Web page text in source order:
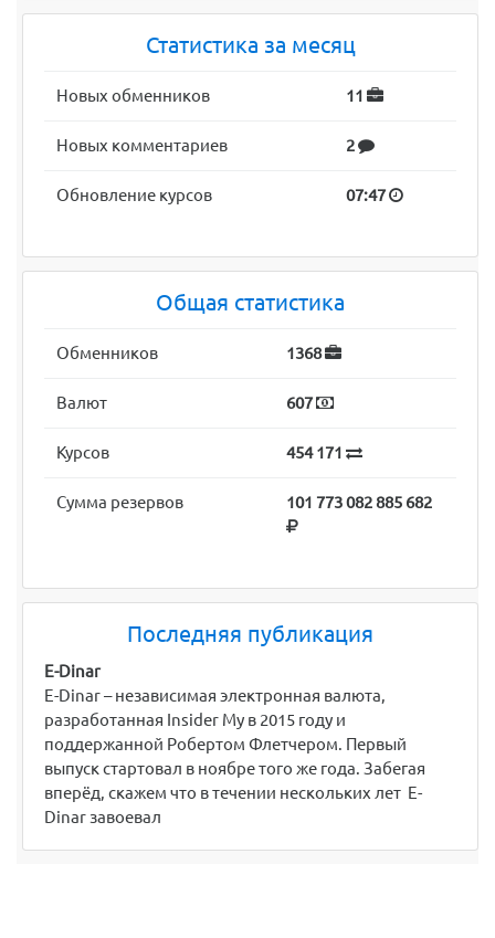
Статистика за месяц
Новых обменников 11
Новых комментариев 2
Обновление курсов 07:47
Общая статистика
Обменников 1368
Валют 607
Курсов 454 171
Сумма резервов 101 773 082 885 682
Последняя публикация
E-Dinar
E-Dinar – независимая электронная валюта,
разработанная Insider My в 2015 году и
поддержанной Робертом Флетчером. Первый
выпуск стартовал в ноябре того же года. Забегая
вперёд, скажем что в течении нескольких лет E-
Dinar завоевал